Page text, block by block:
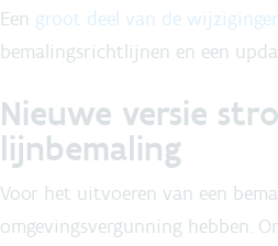
Een groot deel van de
bemalingsrichtlijnen en een
Nieuwe versie
lijnbemaling
Voor het uitvoeren van een
omgevingsvergunning hebben.